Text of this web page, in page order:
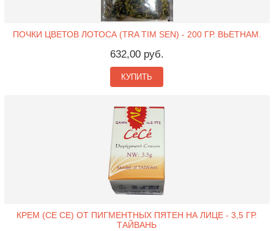
ПОЧКИ ЦВЕТОВ ЛОТОСА (TRA TIM SEN) - 200 ГР. ВЬЕТНАМ.
632,00 руб.
КУПИТЬ
КРЕМ (CE CE) ОТ ПИГМЕНТНЫХ ПЯТЕН НА ЛИЦЕ - 3,5 ГР.
ТАЙВАНЬ